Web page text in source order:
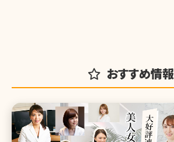
おすすめ情報